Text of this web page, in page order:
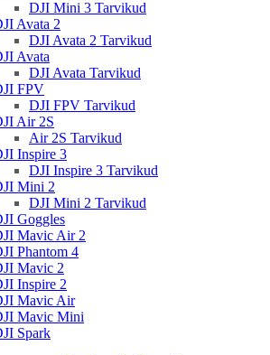
DJI Mini 3 Tarvikud
Avata 2
DJI Avata 2 Tarvikud
Avata
DJI Avata Tarvikud
FPV
DJI FPV Tarvikud
Air 2S
Air 2S Tarvikud
Inspire 3
DJI Inspire 3 Tarvikud
Mini 2
DJI Mini 2 Tarvikud
Goggles
Mavic Air 2
Phantom 4
Mavic 2
Inspire 2
Mavic Air
Mavic Mini
Spark